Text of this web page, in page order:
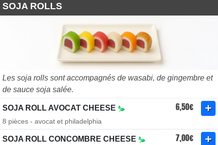
SOJA ROLLS
Les soja rolls sont accompagnés de wasabi, de gingembre et
de sauce soja salée.
SOJA ROLL AVOCAT CHEESE 6,50€
8 pièces - avocat et philadelphia
SOJA ROLL CONCOMBRE CHEESE 7,00€